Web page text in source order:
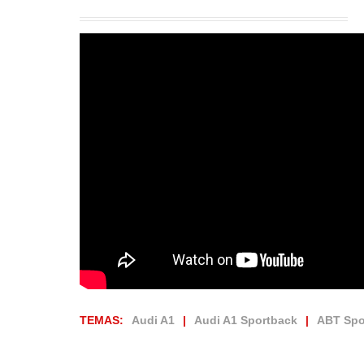
TEMAS: Audi A1 Audi A1 Sportback ABT